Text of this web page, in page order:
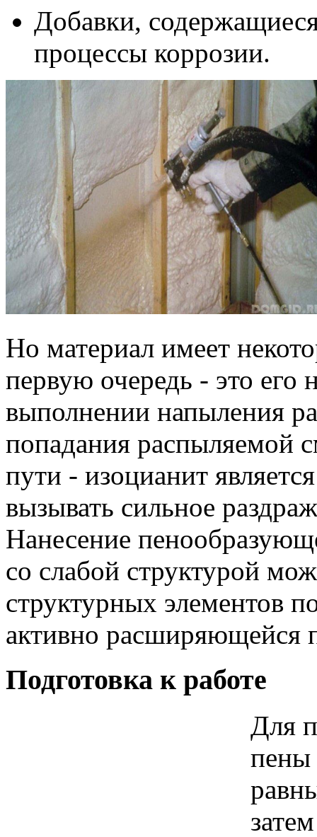
Добавки,
процессы коррозии.
Но материал имеет
первую очередь - это его
выполнении напыления
попадания распыляемой
пути - изоцианит
вызывать сильное
Нанесение
со слабой структурой
структурных элементов
активно расширяющейся
Подготовка к работе
Для
пены